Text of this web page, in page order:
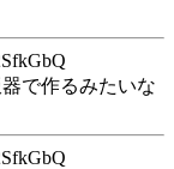
で作るみたいな